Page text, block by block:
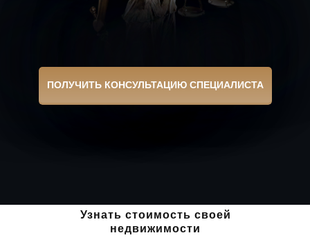
ПОЛУЧИТЬ КОНСУЛЬТАЦИЮ СПЕЦИАЛИСТА
Узнать стоимость своей
недвижимости
Оценка, подготовка, реклама на всех
02